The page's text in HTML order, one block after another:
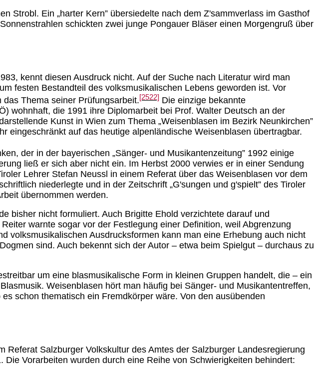
Strobl. Ein „harter Kern” übersiedelte nach dem Z'sammverlass im Gasthof
schickten zwei junge Pongauer Bläser einen Morgengruß über
kennt diesen Ausdruck nicht. Auf der Suche nach Literatur wird man
festen Bestandteil des volksmusikalischen Lebens geworden ist. Vor
Thema seiner Prüfungsarbeit.[2522] Die einzige bekannte
wohnhaft, die 1991 ihre Diplomarbeit bei Prof. Walter Deutsch an der
Kunst in Wien zum Thema „Weisenblasen im Bezirk Neunkirchen”
eingeschränkt auf das heutige alpenländische Weisenblasen übertragbar.
der in der bayerischen „Sänger- und Musikantenzeitung” 1992 einige
ließ er sich aber nicht ein. Im Herbst 2000 verwies er in einer Sendung
Lehrer Stefan Neussl in einem Referat über das Weisenblasen vor dem
niederlegte und in der Zeitschrift „G'sungen und g'spielt” des Tiroler
übernommen werden.
bisher nicht formuliert. Auch Brigitte Ehold verzichtete darauf und
warnte sogar vor der Festlegung einer Definition, weil Abgrenzung
volksmusikalischen Ausdrucksformen kann man eine Erhebung auch nicht
sind. Auch bekennt sich der Autor – etwa beim Spielgut – durchaus zu
um eine blasmusikalische Form in kleinen Gruppen handelt, die – ein
Weisenblasen hört man häufig bei Sänger- und Musikantentreffen,
schon thematisch ein Fremdkörper wäre. Von den ausübenden
Salzburger Volkskultur des Amtes der Salzburger Landesregierung
Vorarbeiten wurden durch eine Reihe von Schwierigkeiten behindert: